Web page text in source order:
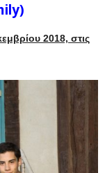
2018, στις